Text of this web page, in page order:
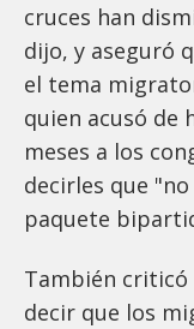
cruces han
dijo, y aseguró
el tema
quien acusó de
meses a los
decirles que
paquete
También criticó
decir que los